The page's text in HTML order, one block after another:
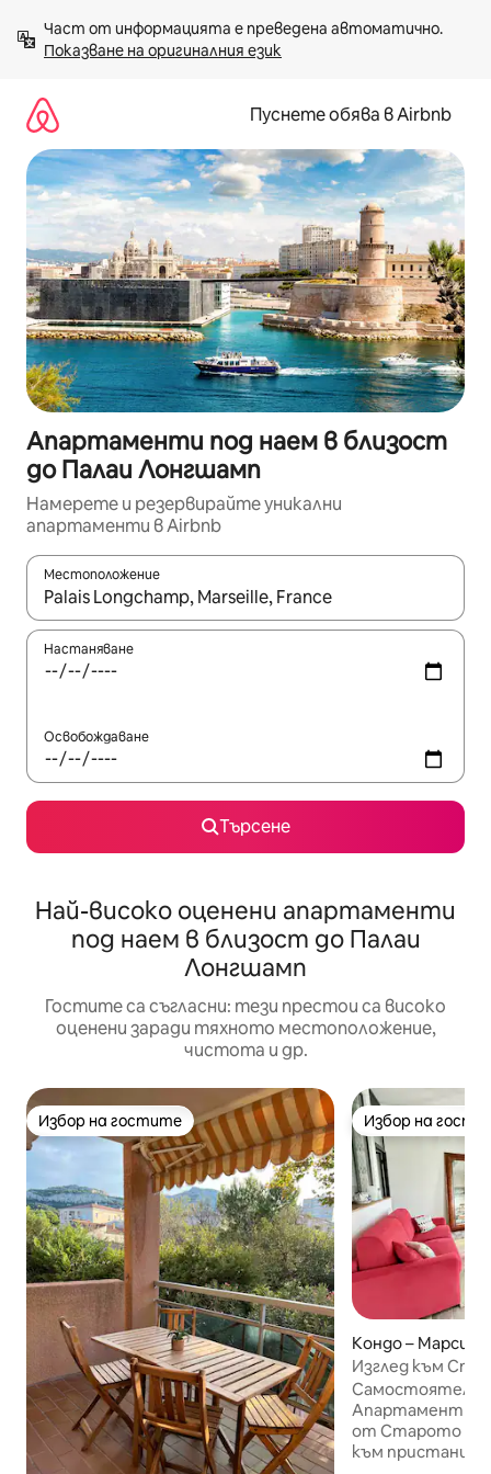
към
съдържанието
Показване на оригиналния език
Пуснете обява в Airbnb
Апартаменти под наем в близост
до Палаи Лонгшамп
Намерете и резервирайте уникални
апартаменти в Airbnb
Местоположение
Когато резултатите се покажат, използвайте
Настаняване
Освобождаване
Търсене
Най-високо оценени апартаменти
под наем в близост до Палаи
Лонгшамп
Гостите са съгласни: тези престои са високо
оценени заради тяхното местоположение,
чистота и др.
Избор на гостите
Избор на гостите Избор на
Избор на
Кондо –
Изглед към
тих и
Самостоятелно
Апартамент T2
от Старото
към